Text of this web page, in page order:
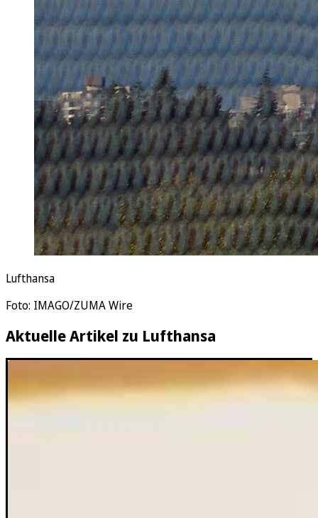
Lufthansa
Foto: IMAGO/ZUMA Wire
Aktuelle Artikel zu Lufthansa